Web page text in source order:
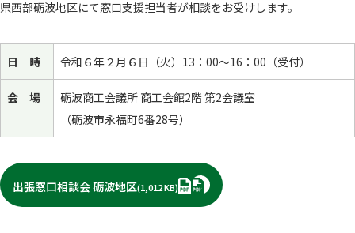
県西部砺波地区にて窓口支援担当者が相談をお受けします。
日 時 令和６年２月６日（火）13：00～16：00（受付）
会 場
砺波商工会議所 商工会館2階 第2会議室
（砺波市永福町6番28号）
出張窓口相談会 砺波地区(1,012 KB) PDF